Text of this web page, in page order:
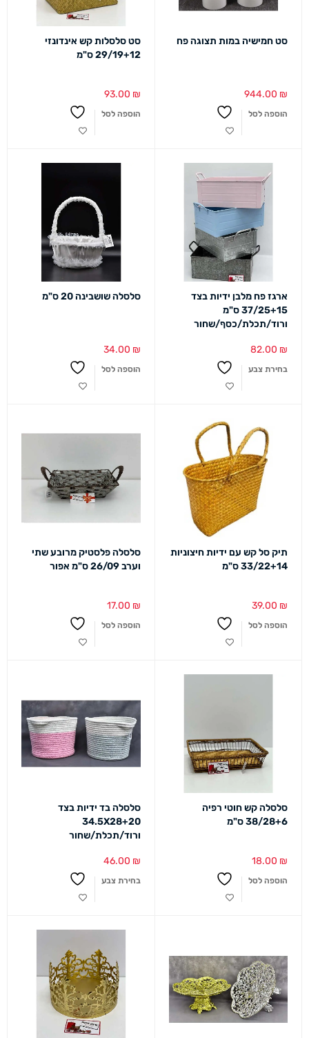
סט חמישיה במות תצוגה פח
944.00 ₪
הוספה לסל
סט סלסלות קש אינדונזי
29/19+12 ס"מ
93.00 ₪
הוספה לסל
ארגז פח מלבן ידיות בצד
37/25+15 ס"מ
ורוד/תכלת/כסף/שחור
82.00 ₪
בחירת צבע
סלסלה שושבינה 20 ס"מ
34.00 ₪
הוספה לסל
תיק סל קש עם ידיות חיצוניות
33/22+14 ס"מ
39.00 ₪
הוספה לסל
סלסלה פלסטיק מרובע שתי
וערב 26/09 ס"מ אפור
17.00 ₪
הוספה לסל
סלסלה קש חוטי רפיה
38/28+6 ס"מ
18.00 ₪
הוספה לסל
סלסלה בד ידיות בצד
34.5X28+20
ורוד/תכלת/שחור
46.00 ₪
בחירת צבע